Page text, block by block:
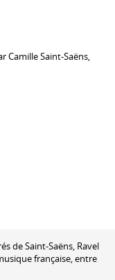
Camille Saint-Saëns,
de Saint-Saëns, Ravel
française, entre